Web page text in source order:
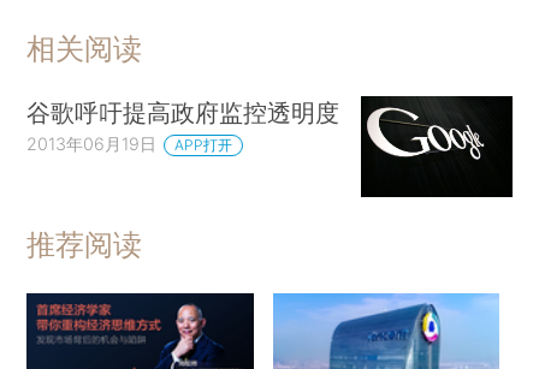
相关阅读
谷歌呼吁提高政府监控透明度
2013年06月19日 APP打开
推荐阅读